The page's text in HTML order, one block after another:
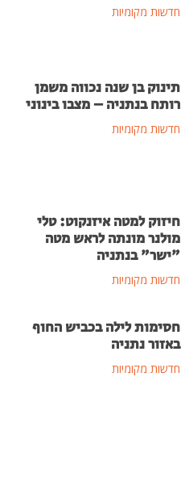
חדשות מקומיות
תינוק בן שנה נכווה משמן
רותח בנתניה – מצבו בינוני
חדשות מקומיות
חיזוק למטה איזנקוט: טלי
מולנר מונתה לראש מטה
"ישר" בנתניה
חדשות מקומיות
חסימות לילה בכביש החוף
באזור נתניה
חדשות מקומיות